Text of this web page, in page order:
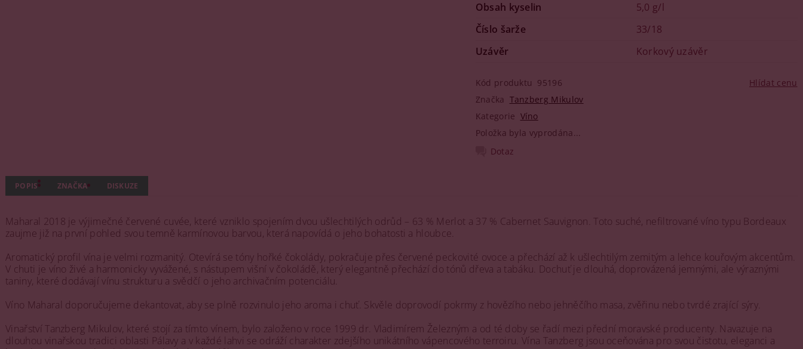
Obsah kyselin
5,0 g/l
Číslo šarže
33/18
Uzávěr
Korkový uzávěr
Kód produktu 95196
Značka Tanzberg Mikulov
Kategorie Víno
Položka byla vyprodána...
Hlídat cenu
Dotaz
POPIS ZNAČKA DISKUZE
Maharal 2018 je výjimečné červené cuvée, které vzniklo spojením dvou ušlechtilých odrůd – 63 % Merlot a 37 % Cabernet Sauvignon. Toto suché, nefiltrované víno typu Bordeaux
zaujme již na první pohled svou temně karmínovou barvou, která napovídá o jeho bohatosti a hloubce.
Aromatický profil vína je velmi rozmanitý. Otevírá se tóny hořké čokolády, pokračuje přes červené peckovité ovoce a přechází až k ušlechtilým zemitým a lehce kouřovým akcentům.
V chuti je víno živé a harmonicky vyvážené, s nástupem višní v čokoládě, který elegantně přechází do tónů dřeva a tabáku. Dochuť je dlouhá, doprovázená jemnými, ale výraznými
taniny, které dodávají vínu strukturu a svědčí o jeho archivačním potenciálu.
Víno Maharal doporučujeme dekantovat, aby se plně rozvinulo jeho aroma i chuť. Skvěle doprovodí pokrmy z hovězího nebo jehněčího masa, zvěřinu nebo tvrdé zrající sýry.
Vinařství Tanzberg Mikulov, které stojí za tímto vínem, bylo založeno v roce 1999 dr. Vladimírem Železným a od té doby se řadí mezi přední moravské producenty. Navazuje na
dlouhou vinařskou tradici oblasti Pálavy a v každé lahvi se odráží charakter zdejšího unikátního vápencového terroiru. Vína Tanzberg jsou oceňována pro svou čistotu, eleganci a